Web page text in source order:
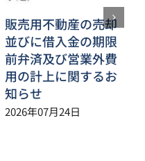
販売用不動産の売却
並びに借入金の期限
前弁済及び営業外費
用の計上に関するお
知らせ
2026年07月24日